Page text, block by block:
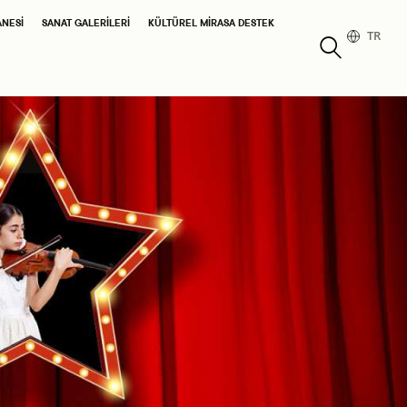
SANAT GALERILERI KÜLTÜREL MIRASA DESTEK
TR